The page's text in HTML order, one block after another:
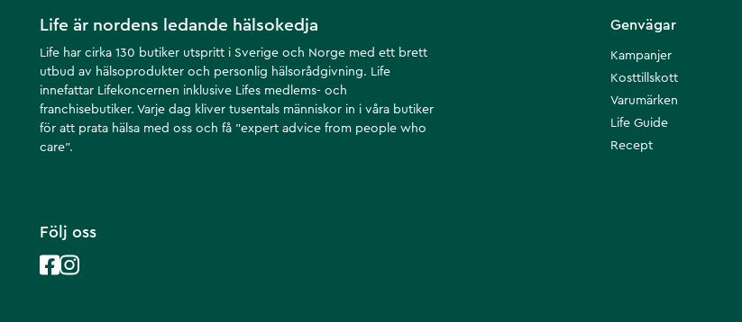
Life är nordens ledande hälsokedja
Life har cirka 130 butiker utspritt i Sverige och Norge med ett brett
utbud av hälsoprodukter och personlig hälsorådgivning. Life
innefattar Lifekoncernen inklusive Lifes medlems- och
franchisebutiker. Varje dag kliver tusentals människor in i våra butiker
för att prata hälsa med oss och få ”expert advice from people who
care”.
Genvägar
Kampanjer
Kosttillskott
Varumärken
Life Guide
Recept
Följ oss